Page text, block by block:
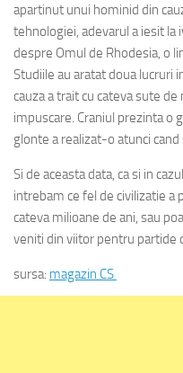
apartinut unui hominid din
tehnologiei, adevarul a iesit la
despre Omul de Rhodesia, o
Studiile au aratat doua lucruri
cauza a trait cu cateva sute
impuscare. Craniul prezinta o
glonte a realizat-o atunci
Si de aceasta data, ca si in
intrebam ce fel de civilizatie a
cateva milioane de ani, sau
veniti din viitor pentru partide
sursa: magazin CS